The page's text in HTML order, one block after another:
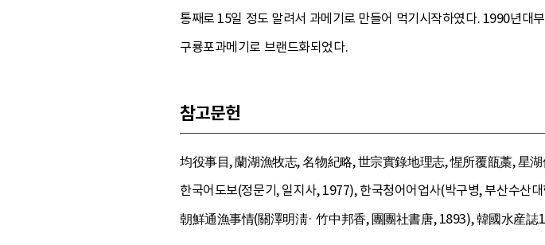
통째로 15일 정도 말려서 과메기로 만들어 먹기시작하였다. 1990년대
구룡포과메기로 브랜드화되었다.
참고문헌
均役事目, 蘭湖漁牧志, 名物紀略, 世宗實錄地理志, 惺所覆瓿藁, 星
한국어도보(정문기, 일지사, 1977), 한국청어어업사(박구병, 부산수
朝鮮通漁事情(關澤明淸· 竹中邦香, 團團社書唐, 1893), 韓國水産誌